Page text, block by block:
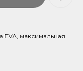
максимальная